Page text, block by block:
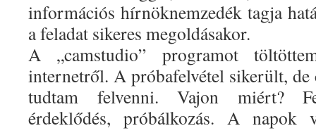
információs hírnöknemzedék tagja
a feladat sikeres megoldásakor.
A „camstudio” programot
internetről. A próbafelvétel sikerült, de
tudtam felvenni. Vajon miért?
érdeklődés, próbálkozás. A napok